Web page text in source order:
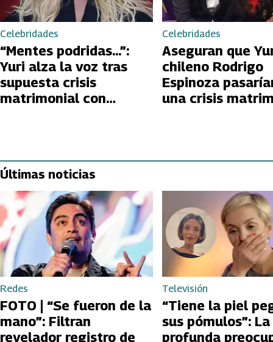
Celebridades
“Mentes podridas...”:
Yuri alza la voz tras
supuesta crisis
matrimonial con
Celebridades
Aseguran que
chileno Rodrigo
Espinoza
una crisis
Últimas noticias
Redes
FOTO | “Se fueron de la
mano”: Filtran
revelador registro de
Televisión
“Tiene la piel
sus pómulos”: La
profunda